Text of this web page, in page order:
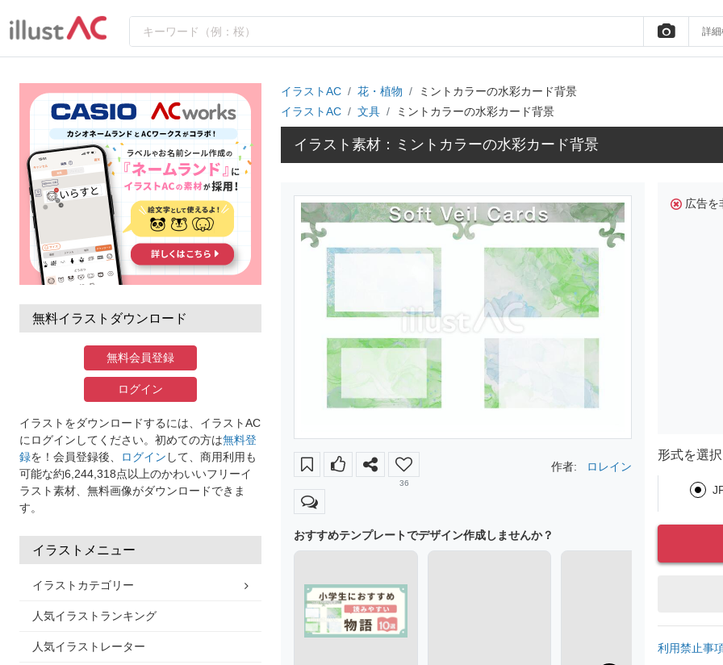
詳細
無料イラストダウンロード
無料会員登録
ログイン
イラストをダウンロードするには、イラストAC
にログインしてください。初めての方は無料登
録を！会員登録後、 ログイン して、商用利用も
可能な約6,244,318点以上のかわいいフリーイ
ラスト素材、無料画像がダウンロードできま
す。
イラストメニュー
イラストカテゴリー
人気イラストランキング
人気イラストレーター
イラストAC 花・植物
ミントカラーの水彩カード背景
イラストAC
文具 ミントカラーの水彩カード背景
イラスト素材：ミントカラーの水彩カード背景
36
作者: ロレイン
おすすめテンプレートでデザイン作成しませんか？
広告を
形式を選
利用禁止事